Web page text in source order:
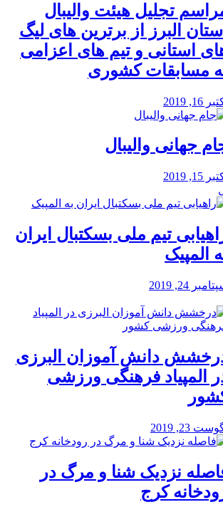
تجلیل هیئت والیبال
استان البرز از برترین های لیگ
استانی و تیم های اعزامی
مسابقات کشوری
16, 2019
جهانی والیبال
15, 2019
تیم ملی بسکتبال ایران
المپیک
24, 2019
دانش آموزان البرزی
المپیاد فرهنگی ورزشی
23, 2019
نزدیک شنا و مرگ در
کرج